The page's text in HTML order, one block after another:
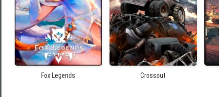
Fox Legends Crossout